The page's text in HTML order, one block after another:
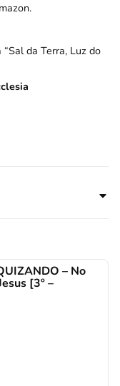
.
“Sal da Terra, Luz do
– No
[3º –